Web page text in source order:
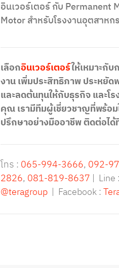
อินเวอร์เตอร์ กับ Permanent
Motor สำหรับโรงงานอุตสาหก
เลือกอินเวอร์เตอร์ให้เหมาะกับ
งาน เพิ่มประสิทธิภาพ ประหยัด
และลดต้นทุนให้กับธุรกิจ และโร
คุณ เรามีทีมผู้เชี่ยวชาญที่พร้อม
ปรึกษาอย่างมืออาชีพ ติดต่อได้
โทร : 065-994-3666, 092-
2826, 081-819-8637 | Line :
@teragroup | Facebook :